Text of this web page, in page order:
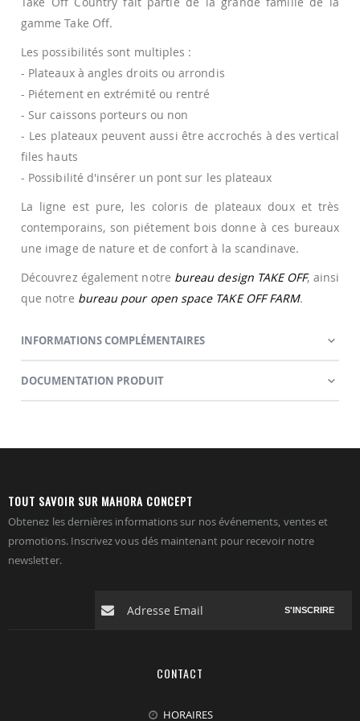
gamme Take Off.
Les possibilités sont multiples :
- Plateaux à angles droits ou arrondis
- Piétement en extrémité ou rentré
- Sur caissons porteurs ou non
- Les plateaux peuvent aussi être accrochés à des vertical
files hauts
- Possibilité d'insérer un pont sur les plateaux
La ligne est pure, les coloris de plateaux doux et très
contemporains, son piétement bois donne à ces bureaux
une image de nature et de confort à la scandinave.
Découvrez également notre bureau design TAKE OFF, ainsi
que notre bureau pour open space TAKE OFF FARM.
INFORMATIONS COMPLÉMENTAIRES
DOCUMENTATION PRODUIT
TOUT SAVOIR SUR MAHORA CONCEPT
Obtenez les dernières informations sur nos événements, ventes et
promotions. Inscrivez vous dés maintenant pour recevoir notre
newsletter.
S'INSCRIRE
CONTACT
HORAIRES